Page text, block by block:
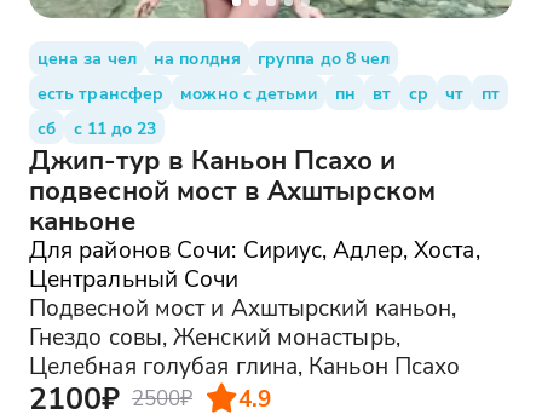
цена за чел на полдня
группа до 8 чел
есть трансфер
можно с детьми пн вт ср чт
пт
сб
с 11 до 23
Джип-тур в Каньон Псахо и
подвесной мост в Ахштырском
каньоне
Для районов Сочи: Сириус, Адлер, Хоста,
Центральный Сочи
Подвесной мост и Ахштырский каньон,
Гнездо совы, Женский монастырь,
Целебная голубая глина, Каньон Псахо
2100₽ 2500₽ 4.9